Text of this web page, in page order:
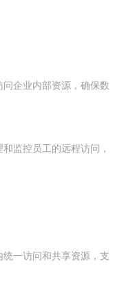
企业内部资源，确保数
监控员工的远程访问，
一访问和共享资源，支